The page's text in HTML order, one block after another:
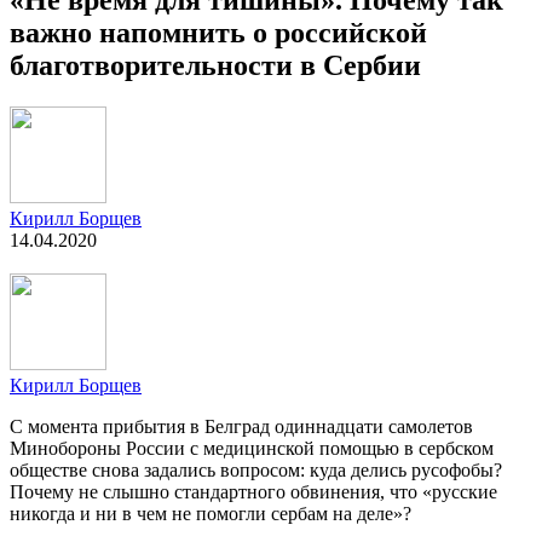
важно напомнить о российской
благотворительности в Сербии
Кирилл Борщев
14.04.2020
Кирилл Борщев
С момента прибытия в Белград одиннадцати самолетов
Минобороны России с медицинской помощью в сербском
обществе снова задались вопросом: куда делись русофобы?
Почему не слышно стандартного обвинения, что «русские
никогда и ни в чем не помогли сербам на деле»?